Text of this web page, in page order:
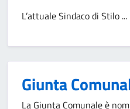
L’attuale Sindaco di Stilo ...
Giunta
La Giunta Comunale è